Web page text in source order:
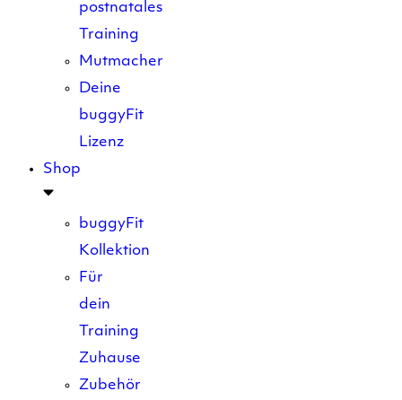
postnatales
Training
Mutmacher
Deine
buggyFit
Lizenz
Shop
buggyFit
Kollektion
Für
dein
Training
Zuhause
Zubehör